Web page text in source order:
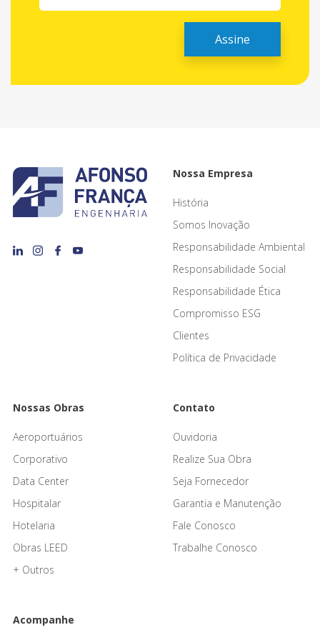
Nossa Empresa
História
Somos Inovação
Responsabilidade Ambiental
Responsabilidade Social
Responsabilidade Ética
Compromisso ESG
Clientes
Política de Privacidade
Nossas Obras
Aeroportuários
Corporativo
Data Center
Hospitalar
Hotelaria
Obras LEED
+ Outros
Contato
Ouvidoria
Realize Sua Obra
Seja Fornecedor
Garantia e Manutenção
Fale Conosco
Trabalhe Conosco
Acompanhe